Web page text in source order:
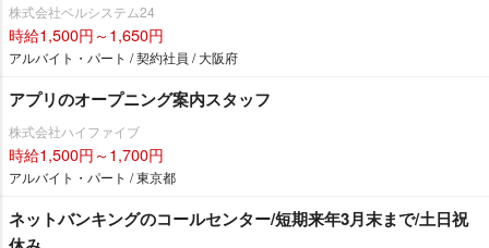
株式会社ベルシステム24
時給1,500円～1,650円
アルバイト・パート / 契約社員 / 大阪府
アプリのオープニング案内スタッフ
株式会社ハイファイブ
時給1,500円～1,700円
アルバイト・パート / 東京都
ネットバンキングのコールセンター/短期来年3月末まで/土日祝